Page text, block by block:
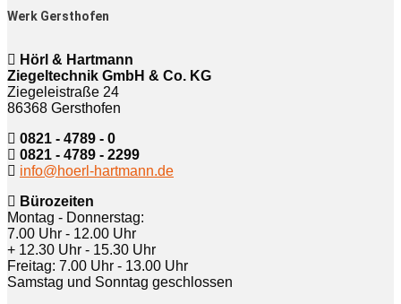
Werk Gersthofen
Hörl & Hartmann
Ziegeltechnik GmbH & Co. KG
Ziegeleistraße 24
86368 Gersthofen
0821 - 4789 - 0
0821 - 4789 - 2299
info@hoerl-hartmann.de
Bürozeiten
Montag - Donnerstag:
7.00 Uhr - 12.00 Uhr
+ 12.30 Uhr - 15.30 Uhr
Freitag: 7.00 Uhr - 13.00 Uhr
Samstag und Sonntag geschlossen